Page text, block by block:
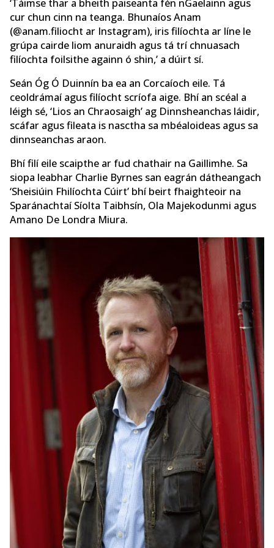
‘Táimse thar a bheith paiseanta fén nGaelainn agus
cur chun cinn na teanga. Bhunaíos Anam
(@anam.filiocht ar Instagram), iris filíochta ar líne le
grúpa cairde liom anuraidh agus tá trí chnuasach
filíochta foilsithe againn ó shin,’ a dúirt sí.
Seán Óg Ó Duinnín ba ea an Corcaíoch eile. Tá
ceoldrámaí agus filíocht scríofa aige. Bhí an scéal a
léigh sé, ‘Lios an Chraosaigh’ ag Dinnsheanchas láidir,
scáfar agus fileata is nasctha sa mbéaloideas agus sa
dinnseanchas araon.
Bhí filí eile scaipthe ar fud chathair na Gaillimhe. Sa
siopa leabhar Charlie Byrnes san eagrán dátheangach
‘Sheisiúin Fhilíochta Cúirt’ bhí beirt fhaighteoir na
Sparánachtaí Síolta Taibhsín, Ola Majekodunmi agus
Amano De Londra Miura.